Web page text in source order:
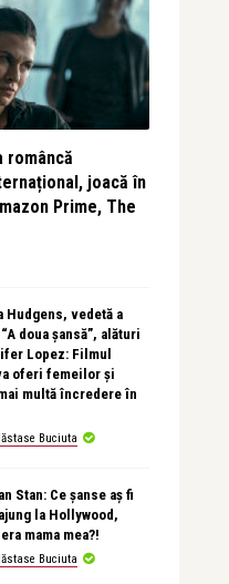
româncă
joacă în
Prime, The
Hudgens, vedetă a
doua șansă”, alături
Lopez: Filmul
oferi femeilor și
multă încredere în
Buciuta
Stan: Ce șanse aș fi
la Hollywood,
mama mea?!
Buciuta